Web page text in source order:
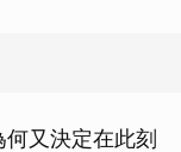
又決定在此刻